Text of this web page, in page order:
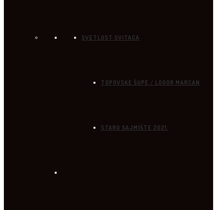
SVETLOST SVITACA
TOPOVSKE ŠUPE / LOGOR MARCAN
STARO SAJMIŠTE 2021.